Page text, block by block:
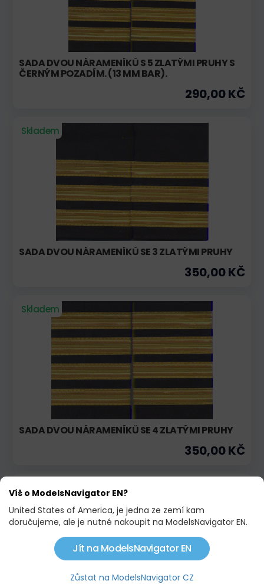
SADA DVOU NÁRAMENÍKŮ S 5 ZLATÝMI PRUHY S
ČERNÝM POZADÍM. (13 MM BAR).
290,00 KČ
Skladem
SADA DVOU NÁRAMENÍKŮ SE 3 ZLATÝMI PRUHY
350,00 KČ
Skladem
SADA DVOU NÁRAMENÍKŮ SE 4 ZLATÝMI PRUHY
350,00 KČ
Skladem
Víš o ModelsNavigator EN?
United States of America, je jedna ze zemí kam
doručujeme, ale je nutné nakoupit na ModelsNavigator EN.
Jít na ModelsNavigator EN
Zůstat na ModelsNavigator CZ